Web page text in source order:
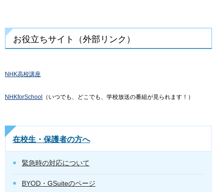
お役立ちサイト（外部リンク）
NHK高校講座
NHKforSchool （いつでも、どこでも、学校放送の番組が見られます！）
在校生・保護者の方へ
緊急時の対応について
BYOD・GSuiteのページ